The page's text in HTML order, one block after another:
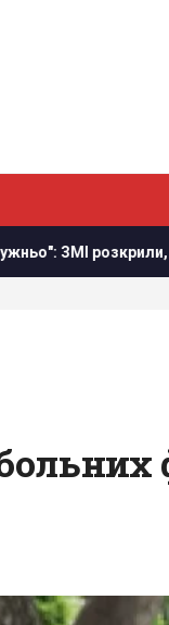
врятував